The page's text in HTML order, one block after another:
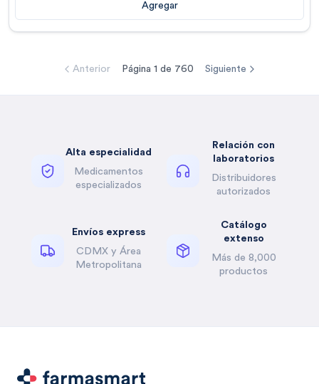
Agregar
Anterior Página 1 de 760 Siguiente
Alta especialidad
Medicamentos
especializados
Relación con
laboratorios
Distribuidores
autorizados
Envíos express
CDMX y Área
Metropolitana
Catálogo
extenso
Más de 8,000
productos